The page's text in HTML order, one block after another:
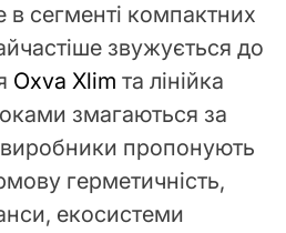
в сегменті компактних
звужується до
Oxva Xlim та лінійка
змагаються за
пропонують
герметичність,
екосистеми